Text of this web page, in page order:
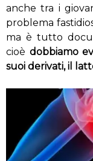
anche tra i
problema
ma è tutto
cioè dobbiamo
suoi derivati, il